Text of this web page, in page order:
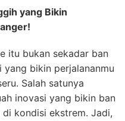
yang Bikin
itu bukan sekadar ban
bikin perjalananmu
Salah satunya
inovasi yang bikin ban
kondisi ekstrem. Jadi,